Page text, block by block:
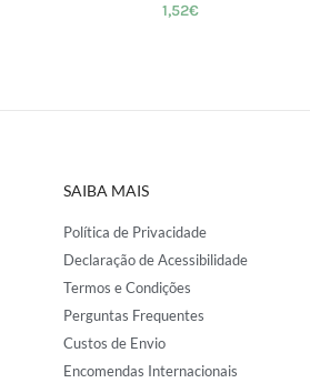
1,52€
SAIBA MAIS
Política de Privacidade
Declaração de Acessibilidade
Termos e Condições
Perguntas Frequentes
Custos de Envio
Encomendas Internacionais